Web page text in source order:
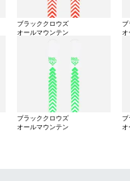
ブラッククロウズ
（BLACKCROWS）
オールマウンテン
ブ
（
オ
ブラッククロウズ
（BLACKCROWS）
オールマウンテン
ブ
（
オ